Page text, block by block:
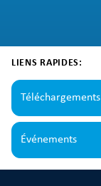
LIENS RAPIDES:
Téléchargements
Événements